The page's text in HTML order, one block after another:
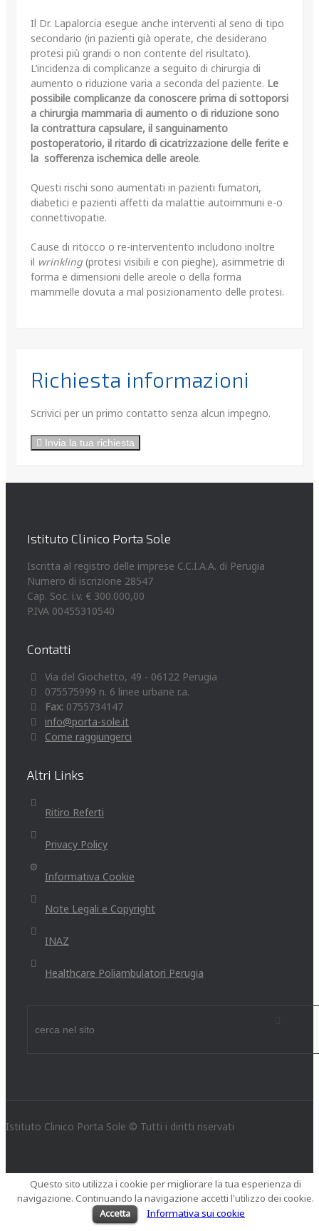
Il Dr. Lapalorcia esegue anche interventi al seno di tipo
secondario (in pazienti già operate, che desiderano
protesi più grandi o non contente del risultato).
L’incidenza di complicanze a seguito di chirurgia di
aumento o riduzione varia a seconda del paziente. Le
possibile complicanze da conoscere prima di sottoporsi
a chirurgia mammaria di aumento o di riduzione sono
la contrattura capsulare, il sanguinamento
postoperatorio, il ritardo di cicatrizzazione delle ferite e
la sofferenza ischemica delle areole.
Questi rischi sono aumentati in pazienti fumatori,
diabetici e pazienti affetti da malattie autoimmuni e-o
connettivopatie.
Cause di ritocco o re-interventento includono inoltre
il wrinkling (protesi visibili e con pieghe), asimmetrie di
forma e dimensioni delle areole o della forma
mammelle dovuta a mal posizionamento delle protesi.
Richiesta informazioni
Scrivici per un primo contatto senza alcun impegno.
Invia la tua richiesta
Istituto Clinico Porta Sole
Iscritta al registro delle imprese C.C.I.A.A. di Perugia
Numero di iscrizione 28547
Cap. Soc. i.v. € 300.000,00
P.IVA 00455310540
Contatti
Via del Giochetto, 49 - 06122 Perugia
075575999 n. 6 linee urbane r.a.
Fax: 0755734147
info@porta-sole.it
Come raggiungerci
Altri Links
Ritiro Referti
Privacy Policy
Informativa Cookie
Note Legali e Copyright
INAZ
Healthcare Poliambulatori Perugia
Istituto Clinico Porta Sole © Tutti i diritti riservati
Questo sito utilizza i cookie per migliorare la tua esperienza di
navigazione. Continuando la navigazione accetti l'utilizzo dei cookie.
Accetta
Informativa sui cookie